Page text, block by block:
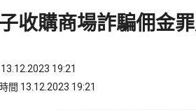
收購商場詐騙佣金
19:21
間 13.12.2023 19:21